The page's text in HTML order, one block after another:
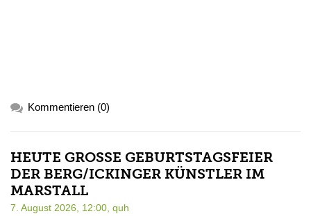
Kommentieren (0)
HEUTE GROSSE GEBURTSTAGSFEIER D
ER BERG/ICKINGER KÜNSTLER IM M
ARSTALL
7. August 2026, 12:00, quh